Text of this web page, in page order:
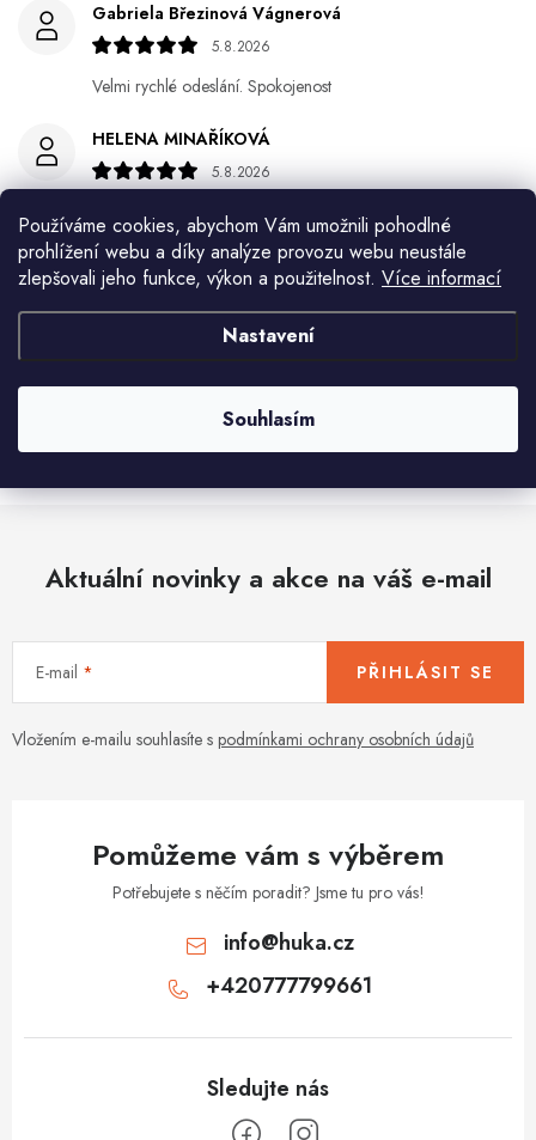
Používáme cookies, abychom Vám umožnili pohodlné
prohlížení webu a díky analýze provozu webu neustále
zlepšovali jeho funkce, výkon a použitelnost. Více informací
Nastavení
Souhlasím
Gabriela Březinová Vágnerová
5.8.2026
Velmi rychlé odeslání. Spokojenost
HELENA MINAŘÍKOVÁ
5.8.2026
Je sice větší ale vypadá dobře
Ivana Mimrackova
Aktuální novinky a akce na váš e-mail
E-mail
Vložením e-mailu souhlasíte s podmínkami ochrany osobních údajů
PŘIHLÁSIT SE
Pomůžeme vám s výběrem
Potřebujete s něčím poradit? Jsme tu pro vás!
info@huka.cz
+420777799661